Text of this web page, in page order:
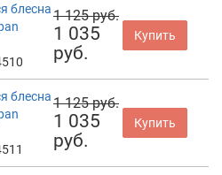
блесна1 125 руб.
1 035
руб.
Купить
блесна1 125 руб.
1 035
руб.
Купить